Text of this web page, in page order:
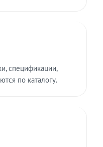
спецификации,
по каталогу.